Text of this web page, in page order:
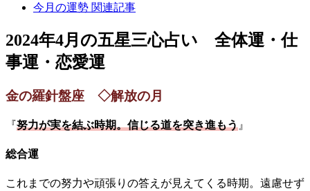
今月の運勢 関連記事
2024年4月の五星三心占い 全体運・仕
事運・恋愛運
金の羅針盤座 ◇解放の月
『努力が実を結ぶ時期。信じる道を突き進もう 』
総合運
これまでの努力や頑張りの答えが見えてくる時期。遠慮せず